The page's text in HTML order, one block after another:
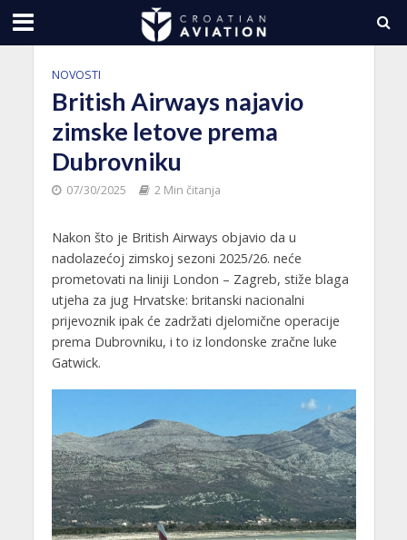
NOVOSTI
British Airways najavio
zimske letove prema
Dubrovniku
07/30/2025 2 Min čitanja
Nakon što je British Airways objavio da u
nadolazećoj zimskoj sezoni 2025/26. neće
prometovati na liniji London – Zagreb, stiže blaga
utjeha za jug Hrvatske: britanski nacionalni
prijevoznik ipak će zadržati djelomične operacije
prema Dubrovniku, i to iz londonske zračne luke
Gatwick.